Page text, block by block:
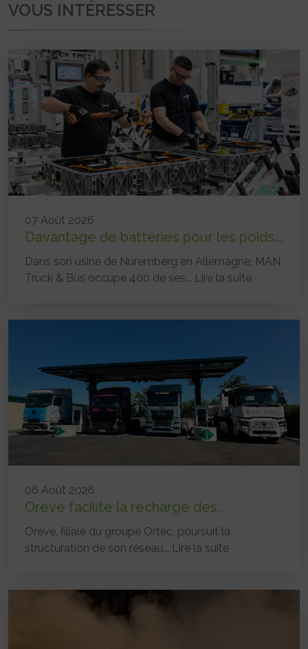
VOUS INTÉRESSER
07 Août 2026
Davantage de batteries pour les poids...
Dans son usine de Nuremberg en Allemagne, MAN
Truck & Bus occupe 400 de ses... Lire la suite
06 Août 2026
Oreve facilite la recharge des...
Oreve, filiale du groupe Ortec, poursuit la
structuration de son réseau... Lire la suite